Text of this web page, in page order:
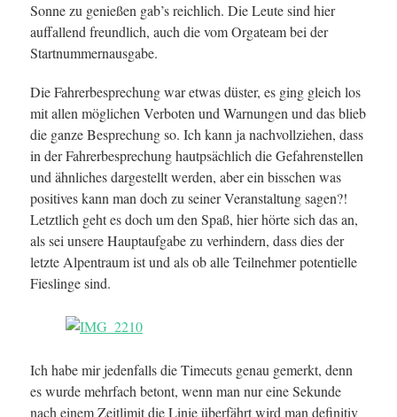
Sonne zu genießen gab’s reichlich. Die Leute sind hier
auffallend freundlich, auch die vom Orgateam bei der
Startnummernausgabe.
Die Fahrerbesprechung war etwas düster, es ging gleich los
mit allen möglichen Verboten und Warnungen und das blieb
die ganze Besprechung so. Ich kann ja nachvollziehen, dass
in der Fahrerbesprechung hautpsächlich die Gefahrenstellen
und ähnliches dargestellt werden, aber ein bisschen was
positives kann man doch zu seiner Veranstaltung sagen?!
Letztlich geht es doch um den Spaß, hier hörte sich das an,
als sei unsere Hauptaufgabe zu verhindern, dass dies der
letzte Alpentraum ist und als ob alle Teilnehmer potentielle
Fieslinge sind.
Ich habe mir jedenfalls die Timecuts genau gemerkt, denn
es wurde mehrfach betont, wenn man nur eine Sekunde
nach einem Zeitlimit die Linie überfährt wird man definitiv